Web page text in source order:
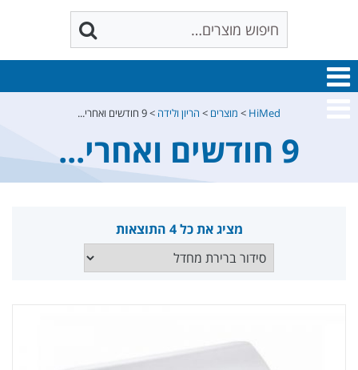
HiMed
> מוצרים > הריון ולידה >9 חודשים ואחרי...
9 חודשים ואחרי...
מציג את כל 4 התוצאות